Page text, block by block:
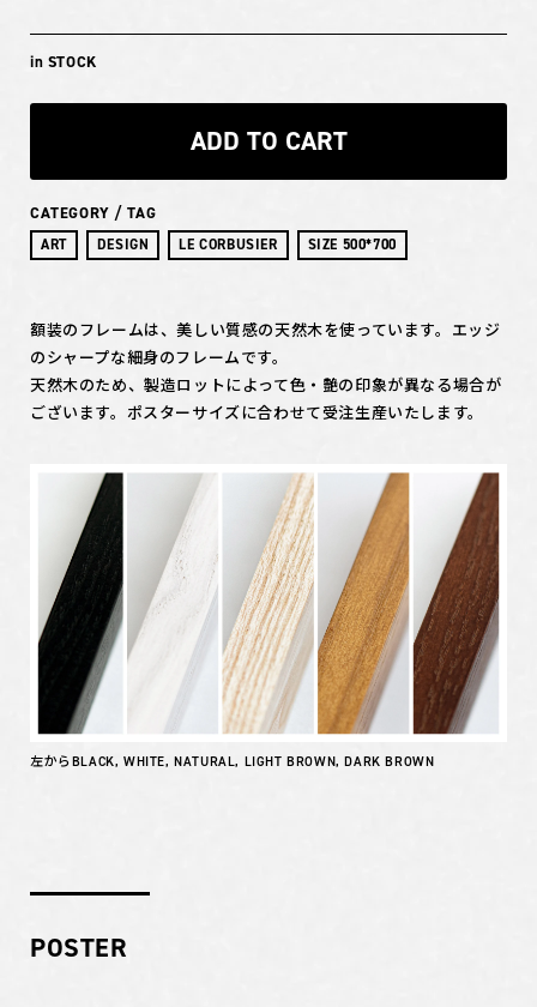
in STOCK
ADD TO CART
CATEGORY / TAG
ART DESIGN LE CORBUSIER SIZE 500*700
額装のフレームは、美しい質感の天然木を使っています。エッジ
のシャープな細身のフレームです。
天然木のため、製造ロットによって色・艶の印象が異なる場合が
ございます。ポスターサイズに合わせて受注生産いたします。
左からBLACK, WHITE, NATURAL, LIGHT BROWN, DARK BROWN
POSTER